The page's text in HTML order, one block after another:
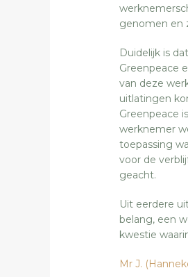
genomen en
Duidelijk is
Greenpeace
van deze
uitlatingen
Greenpeace
werknemer
toepassing
voor de
geacht.
Uit eerdere
belang, een
kwestie
Mr J.